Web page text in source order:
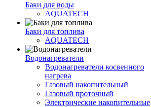
Баки для воды
AQUATECH
Баки для топлива
AQUATECH
Водонагреватели
Водонагреватели косвенного
нагрева
Газовый накопительный
Газовый проточный
Электрические накопительные